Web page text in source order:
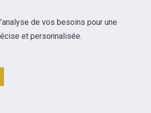
de vos besoins pour une
et personnalisée.